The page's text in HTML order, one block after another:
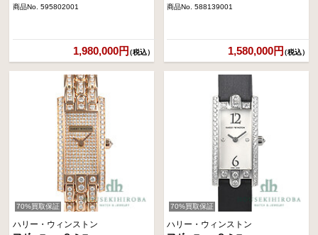
商品No. 595802001
1,980,000円（税込）
商品No. 588139001
1,580,000円（税込）
70%買取保証
ハリー・ウィンストン
70%買取保証
ハリー・ウィンストン